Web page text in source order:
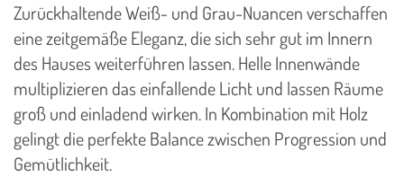
Zurückhaltende Weiß- und Grau-Nuancen verschaffen
eine zeitgemäße Eleganz, die sich sehr gut im Innern
des Hauses weiterführen lassen. Helle Innenwände
multiplizieren das einfallende Licht und lassen Räume
groß und einladend wirken. In Kombination mit Holz
gelingt die perfekte Balance zwischen Progression und
Gemütlichkeit.